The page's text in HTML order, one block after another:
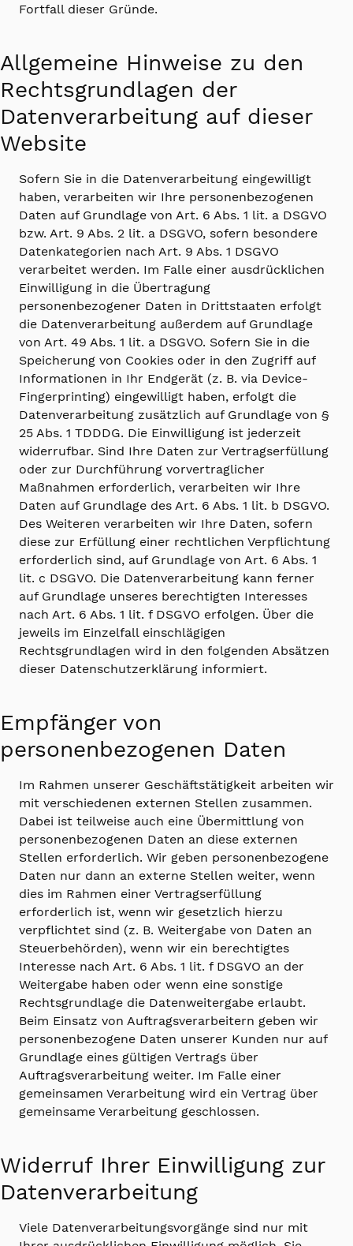
Fortfall dieser Gründe.
Allgemeine Hinweise zu den
Rechtsgrundlagen der
Datenverarbeitung auf dieser
Website
Sofern Sie in die Datenverarbeitung eingewilligt
haben, verarbeiten wir Ihre personenbezogenen
Daten auf Grundlage von Art. 6 Abs. 1 lit. a DSGVO
bzw. Art. 9 Abs. 2 lit. a DSGVO, sofern besondere
Datenkategorien nach Art. 9 Abs. 1 DSGVO
verarbeitet werden. Im Falle einer ausdrücklichen
Einwilligung in die Übertragung
personenbezogener Daten in Drittstaaten erfolgt
die Datenverarbeitung außerdem auf Grundlage
von Art. 49 Abs. 1 lit. a DSGVO. Sofern Sie in die
Speicherung von Cookies oder in den Zugriff auf
Informationen in Ihr Endgerät (z. B. via Device-
Fingerprinting) eingewilligt haben, erfolgt die
Datenverarbeitung zusätzlich auf Grundlage von §
25 Abs. 1 TDDDG. Die Einwilligung ist jederzeit
widerrufbar. Sind Ihre Daten zur Vertragserfüllung
oder zur Durchführung vorvertraglicher
Maßnahmen erforderlich, verarbeiten wir Ihre
Daten auf Grundlage des Art. 6 Abs. 1 lit. b DSGVO.
Des Weiteren verarbeiten wir Ihre Daten, sofern
diese zur Erfüllung einer rechtlichen Verpflichtung
erforderlich sind, auf Grundlage von Art. 6 Abs. 1
lit. c DSGVO. Die Datenverarbeitung kann ferner
auf Grundlage unseres berechtigten Interesses
nach Art. 6 Abs. 1 lit. f DSGVO erfolgen. Über die
jeweils im Einzelfall einschlägigen
Rechtsgrundlagen wird in den folgenden Absätzen
dieser Datenschutzerklärung informiert.
Empfänger von
personenbezogenen Daten
Im Rahmen unserer Geschäftstätigkeit arbeiten wir
mit verschiedenen externen Stellen zusammen.
Dabei ist teilweise auch eine Übermittlung von
personenbezogenen Daten an diese externen
Stellen erforderlich. Wir geben personenbezogene
Daten nur dann an externe Stellen weiter, wenn
dies im Rahmen einer Vertragserfüllung
erforderlich ist, wenn wir gesetzlich hierzu
verpflichtet sind (z. B. Weitergabe von Daten an
Steuerbehörden), wenn wir ein berechtigtes
Interesse nach Art. 6 Abs. 1 lit. f DSGVO an der
Weitergabe haben oder wenn eine sonstige
Rechtsgrundlage die Datenweitergabe erlaubt.
Beim Einsatz von Auftragsverarbeitern geben wir
personenbezogene Daten unserer Kunden nur auf
Grundlage eines gültigen Vertrags über
Auftragsverarbeitung weiter. Im Falle einer
gemeinsamen Verarbeitung wird ein Vertrag über
gemeinsame Verarbeitung geschlossen.
Widerruf Ihrer Einwilligung zur
Datenverarbeitung
Viele Datenverarbeitungsvorgänge sind nur mit